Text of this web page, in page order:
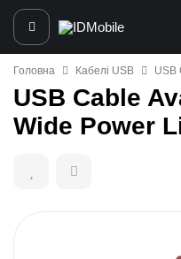
Головна Кабелі USB USB
USB Cable
Wide Power